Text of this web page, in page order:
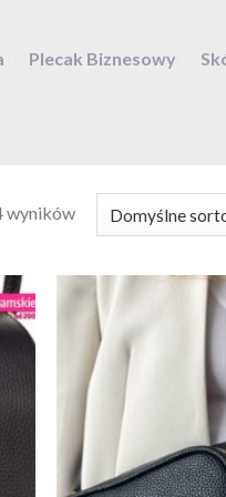
Plecak Biznesowy
wyników